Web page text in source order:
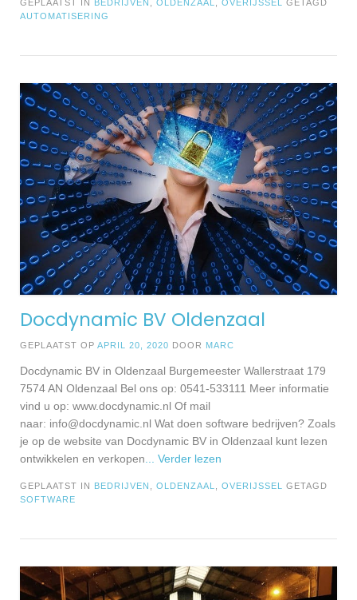
GEPLAATST IN BEDRIJVEN OLDENZAAL OVERIJSSEL
GETAGD
AUTOMATISERING
Docdynamic BV Oldenzaal
GEPLAATST OP APRIL 20, 2020 DOOR MARC
Docdynamic BV in Oldenzaal Burgemeester Wallerstraat 179
7574 AN Oldenzaal Bel ons op: 0541-533111 Meer informatie
vind u op: www.docdynamic.nl Of mail
naar: info@docdynamic.nl Wat doen software bedrijven? Zoals
je op de website van Docdynamic BV in Oldenzaal kunt lezen
ontwikkelen en verkopen ... Verder lezen
GEPLAATST IN BEDRIJVEN OLDENZAAL OVERIJSSEL
GETAGD
SOFTWARE